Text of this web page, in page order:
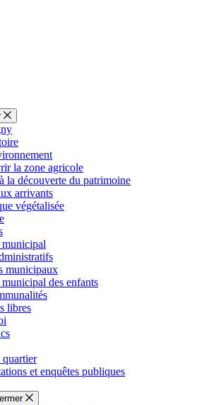
la zone agricole
la découverte du patrimoine
arrivants
végétalisée
municipaux
des enfants
libres
et enquêtes publiques